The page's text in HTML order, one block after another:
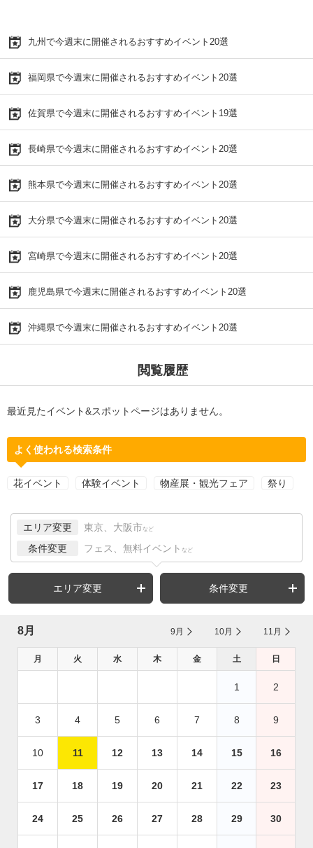
九州で今週末に開催されるおすすめイベント20選
福岡県で今週末に開催されるおすすめイベント20選
佐賀県で今週末に開催されるおすすめイベント19選
長崎県で今週末に開催されるおすすめイベント20選
熊本県で今週末に開催されるおすすめイベント20選
大分県で今週末に開催されるおすすめイベント20選
宮崎県で今週末に開催されるおすすめイベント20選
鹿児島県で今週末に開催されるおすすめイベント20選
沖縄県で今週末に開催されるおすすめイベント20選
閲覧履歴
最近見たイベント&スポットページはありません。
よく使われる検索条件
花イベント 体験イベント 物産展・観光フェア 祭り
エリア変更 東京、大阪市 など
条件変更 フェス、無料イベント など
エリア変更 条件変更
8月 9月 10月 11月
月 火 水 木 金 土 日
1 2
3 4 5 6 7 8 9
10 11 12 13 14 15 16
17 18 19 20 21 22 23
24 25 26 27 28 29 30